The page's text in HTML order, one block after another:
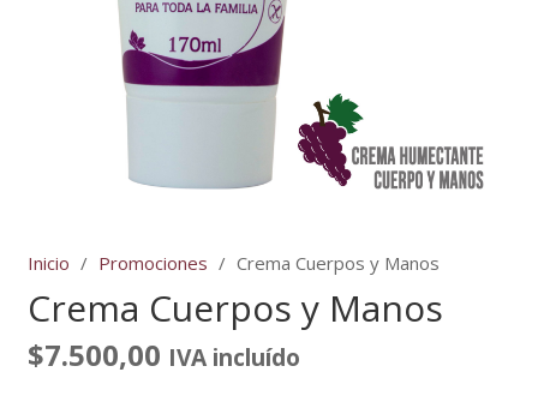
Inicio / Promociones / Crema Cuerpos y Manos
Crema Cuerpos y Manos
$7.500,00 IVA incluído